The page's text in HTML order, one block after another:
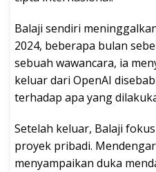
Balaji sendiri
2024, beberapa bulan
sebuah wawancara, ia
keluar dari OpenAI
terhadap apa yang
Setelah keluar, Balaji
proyek pribadi.
menyampaikan duka